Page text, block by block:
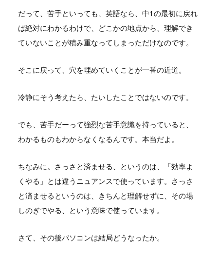
だって、苦手といっても、英語なら、中1の最初に戻れ
ば絶対にわかるわけで、どこかの地点から、理解でき
ていないことが積み重なってしまっただけなのです。
そこに戻って、穴を埋めていくことが一番の近道。
冷静にそう考えたら、たいしたことではないのです。
でも、苦手だーって強烈な苦手意識を持っていると、
わかるものもわからなくなるんです。本当だよ。
ちなみに。さっさと済ませる、というのは、「効率よ
くやる」とは違うニュアンスで使っています。さっさ
と済ませるというのは、きちんと理解せずに、その場
しのぎでやる、という意味で使っています。
さて、その後パソコンは結局どうなったか。